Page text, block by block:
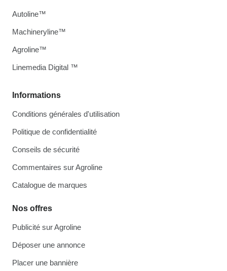
Informations
Conditions générales d'utilisation
Politique de confidentialité
Conseils de sécurité
Commentaires sur Agroline
Catalogue de marques
Nos offres
Publicité sur Agroline
Déposer une annonce
Placer une bannière
Autoline™
Machineryline™
Agroline™
Linemedia Digital ™